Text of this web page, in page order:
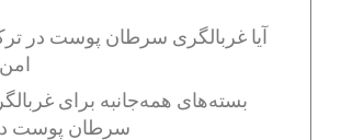
آیا غربالگری سرطان پوست در
بسته‌های همه‌جانبه برای
سرطان پوست